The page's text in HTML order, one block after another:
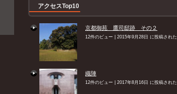
アクセスTop10
京都御苑 鷹司邸跡 その２
12件のビュー 2015年9月28日 に投稿された
織陣
12件のビュー 2017年8月16日 に投稿された